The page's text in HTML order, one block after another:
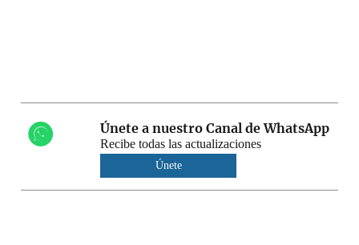
Únete a nuestro Canal de WhatsApp
Recibe todas las actualizaciones
Únete